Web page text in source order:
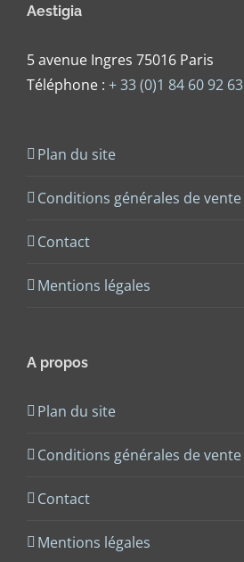
Aestigia
5 avenue Ingres 75016 Paris
Téléphone : + 33 (0)1 84 60 92 63
Plan du site
Conditions générales de vente
Contact
Mentions légales
A propos
Plan du site
Conditions générales de vente
Contact
Mentions légales